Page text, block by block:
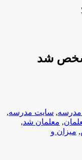
شد
مدرسه, سایت مدرسه,
, معلمان شد,
, میزان و